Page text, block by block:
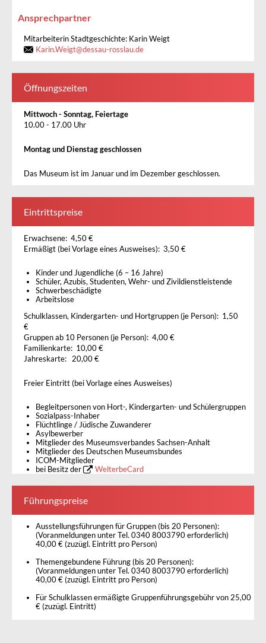
Ansprechpartner
Mitarbeiterin Stadtgeschichte: Karin Weigt
Karin.Weigt@dessau-rosslau.de
Öffnungszeiten
Mittwoch - Sonntag, Feiertage
10.00 - 17.00 Uhr
Montag und Dienstag geschlossen
Das Museum ist im Januar und im Dezember geschlossen.
Eintrittspreise
Erwachsene: 4,50 €
Ermäßigt (bei Vorlage eines Ausweises): 3,50 €
Kinder und Jugendliche (6 – 16 Jahre)
Schüler, Azubis, Studenten, Wehr- und Zivildienstleistende
Schwerbeschädigte
Arbeitslose
Schulklassen, Kindergarten- und Hortgruppen (je Person): 1,50
€
Gruppen ab 10 Personen (je Person): 4,00 €
Familienkarte: 10,00 €
Jahreskarte: 20,00 €
Freier Eintritt (bei Vorlage eines Ausweises)
Begleitpersonen von Hort-, Kindergarten- und Schülergruppen
Sozialpass-Inhaber
Flüchtlinge / Jüdische Zuwanderer
Asylbewerber
Mitglieder des Museumsverbandes Sachsen-Anhalt
Mitglieder des Deutschen Museumsbundes
ICOM-Mitglieder
bei Besitz der
WelterbeCard
Führungspreise
Ausstellungsführungen für Gruppen (bis 20 Personen):
(Voranmeldungen unter Tel. 0340 8003790 erforderlich)
40,00 € (zuzügl. Eintritt pro Person)
Themengebundene Führung (bis 20 Personen):
(Voranmeldungen unter Tel. 0340 8003790 erforderlich)
40,00 € (zuzügl. Eintritt pro Person)
Für Schulklassen ermäßigte Gruppenführungsgebühr von 25,00
€ (zuzügl. Eintritt)